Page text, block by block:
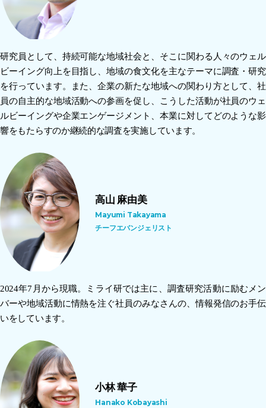
研究員として、持続可能な地域社会と、そこに関わる人々のウェル
ビーイング向上を目指し、地域の食文化を主なテーマに調査・研究
を行っています。また、企業の新たな地域への関わり方として、社
員の自主的な地域活動への参画を促し、こうした活動が社員のウェ
ルビーイングや企業エンゲージメント、本業に対してどのような影
響をもたらすのか継続的な調査を実施しています。
高山 麻由美
Mayumi Takayama
チーフエバンジェリスト
2024年7月から現職。ミライ研では主に、調査研究活動に励むメン
バーや地域活動に情熱を注ぐ社員のみなさんの、情報発信のお手伝
いをしています。
小林 華子
Hanako Kobayashi